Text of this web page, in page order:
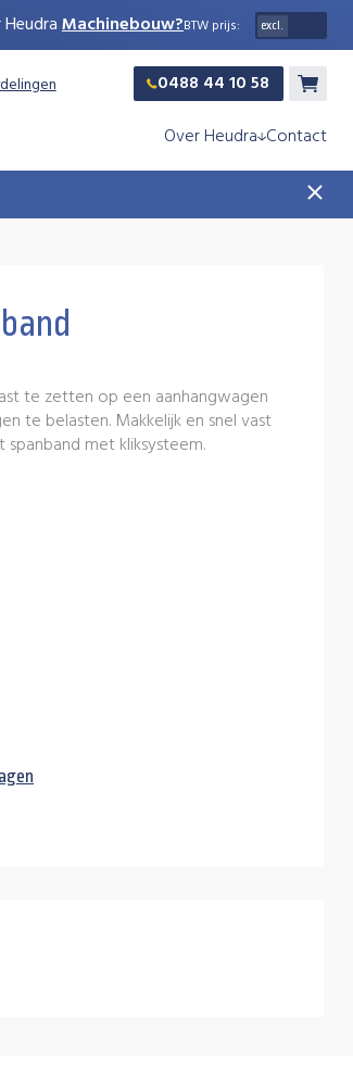
Machinebouw?BTW prijs:
0488 44 10 58
Over Heudra Contact
te zetten op een aanhangwagen
te belasten. Makkelijk en snel vast
met kliksysteem.